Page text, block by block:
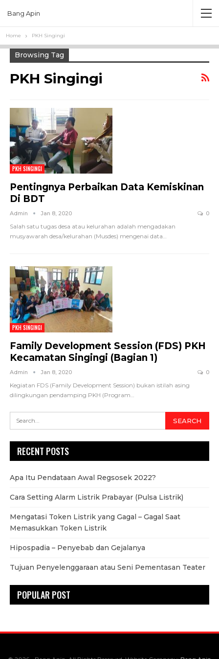
Bang Apin
Home PKH Singingi
Browsing Tag
PKH Singingi
PKH SINGINGI
Pentingnya Perbaikan Data Kemiskinan
Di BDT
Admin Jan 8, 2020 0
Salah satu tugas desa atau kelurahan adalah mengadakan
musyawarah desa/kelurahan (Musdes) mengenai data…
PKH SINGINGI
Family Development Session (FDS) PKH
Kecamatan Singingi (Bagian 1)
Admin Jan 8, 2020 0
Kegiatan FDS (Family Development Session) bukan istilah asing
dilingkungan pendamping PKH (Program…
RECENT POSTS
Apa Itu Pendataan Awal Regsosek 2022?
Cara Setting Alarm Listrik Prabayar (Pulsa Listrik)
Mengatasi Token Listrik yang Gagal – Gagal Saat
Memasukkan Token Listrik
Hipospadia – Penyebab dan Gejalanya
Tujuan Penyelenggaraan atau Seni Pementasan Teater
POPULAR POST